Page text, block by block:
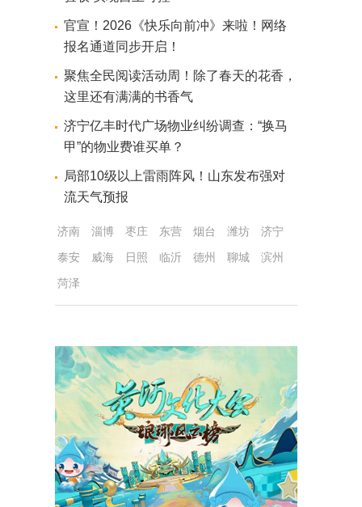
官宣！2026《快乐向前冲》来啦！网络
报名通道同步开启！
聚焦全民阅读活动周！除了春天的花香，
这里还有满满的书香气
济宁亿丰时代广场物业纠纷调查：“换马
甲”的物业费谁买单？
局部10级以上雷雨阵风！山东发布强对
流天气预报
济南 淄博 枣庄 东营 烟台 潍坊
济宁
泰安
威海 日照 临沂 德州 聊城
滨州
菏泽